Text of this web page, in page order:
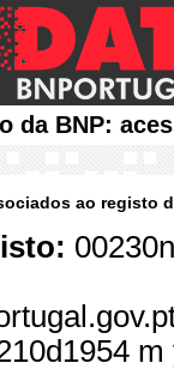
da BNP:
ao registo